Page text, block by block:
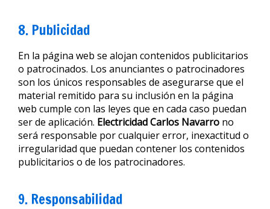
8. Publicidad
En la página web se alojan contenidos publicitarios
o patrocinados. Los anunciantes o patrocinadores
son los únicos responsables de asegurarse que el
material remitido para su inclusión en la página
web cumple con las leyes que en cada caso puedan
ser de aplicación. Electricidad Carlos Navarro no
será responsable por cualquier error, inexactitud o
irregularidad que puedan contener los contenidos
publicitarios o de los patrocinadores.
9. Responsabilidad